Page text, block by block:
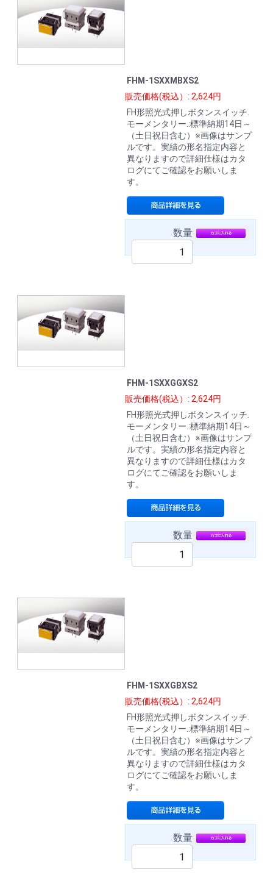
FHM-1SXXMBXS2
販売価格(税込）: 2,624円
FH形照光式押しボタンスイッチ.
モーメンタリー.:標準納期14日～
（土日祝日含む）※画像はサンプ
ルです。実績の形名指定内容と
異なりますので詳細仕様はカタ
ログにてご確認をお願いしま
す。
数量
FHM-1SXXGGXS2
販売価格(税込）: 2,624円
FH形照光式押しボタンスイッチ.
モーメンタリー.:標準納期14日～
（土日祝日含む）※画像はサンプ
ルです。実績の形名指定内容と
異なりますので詳細仕様はカタ
ログにてご確認をお願いしま
す。
数量
FHM-1SXXGBXS2
販売価格(税込）: 2,624円
FH形照光式押しボタンスイッチ.
モーメンタリー.:標準納期14日～
（土日祝日含む）※画像はサンプ
ルです。実績の形名指定内容と
異なりますので詳細仕様はカタ
ログにてご確認をお願いしま
す。
数量